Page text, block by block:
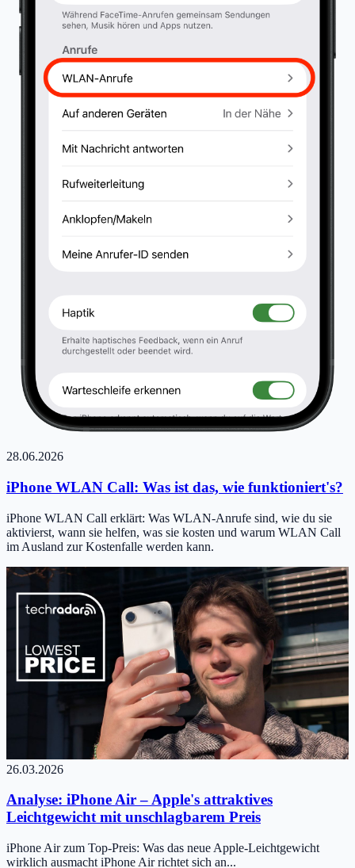
28.06.2026
iPhone WLAN Call: Was ist das, wie funktioniert's?
iPhone WLAN Call erklärt: Was WLAN-Anrufe sind, wie du sie
aktivierst, wann sie helfen, was sie kosten und warum WLAN Call
im Ausland zur Kostenfalle werden kann.
26.03.2026
Analyse: iPhone Air – Apple's attraktives
Leichtgewicht mit unschlagbarem Preis
iPhone Air zum Top-Preis: Was das neue Apple-Leichtgewicht
wirklich ausmacht iPhone Air richtet sich an...